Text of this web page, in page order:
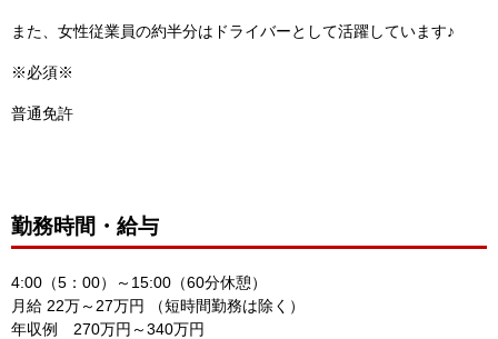
また、女性従業員の約半分はドライバーとして活躍しています♪
※必須※
普通免許
勤務時間・給与
4:00（5：00）～15:00（60分休憩）
月給 22万～27万円 （短時間勤務は除く）
年収例 270万円～340万円